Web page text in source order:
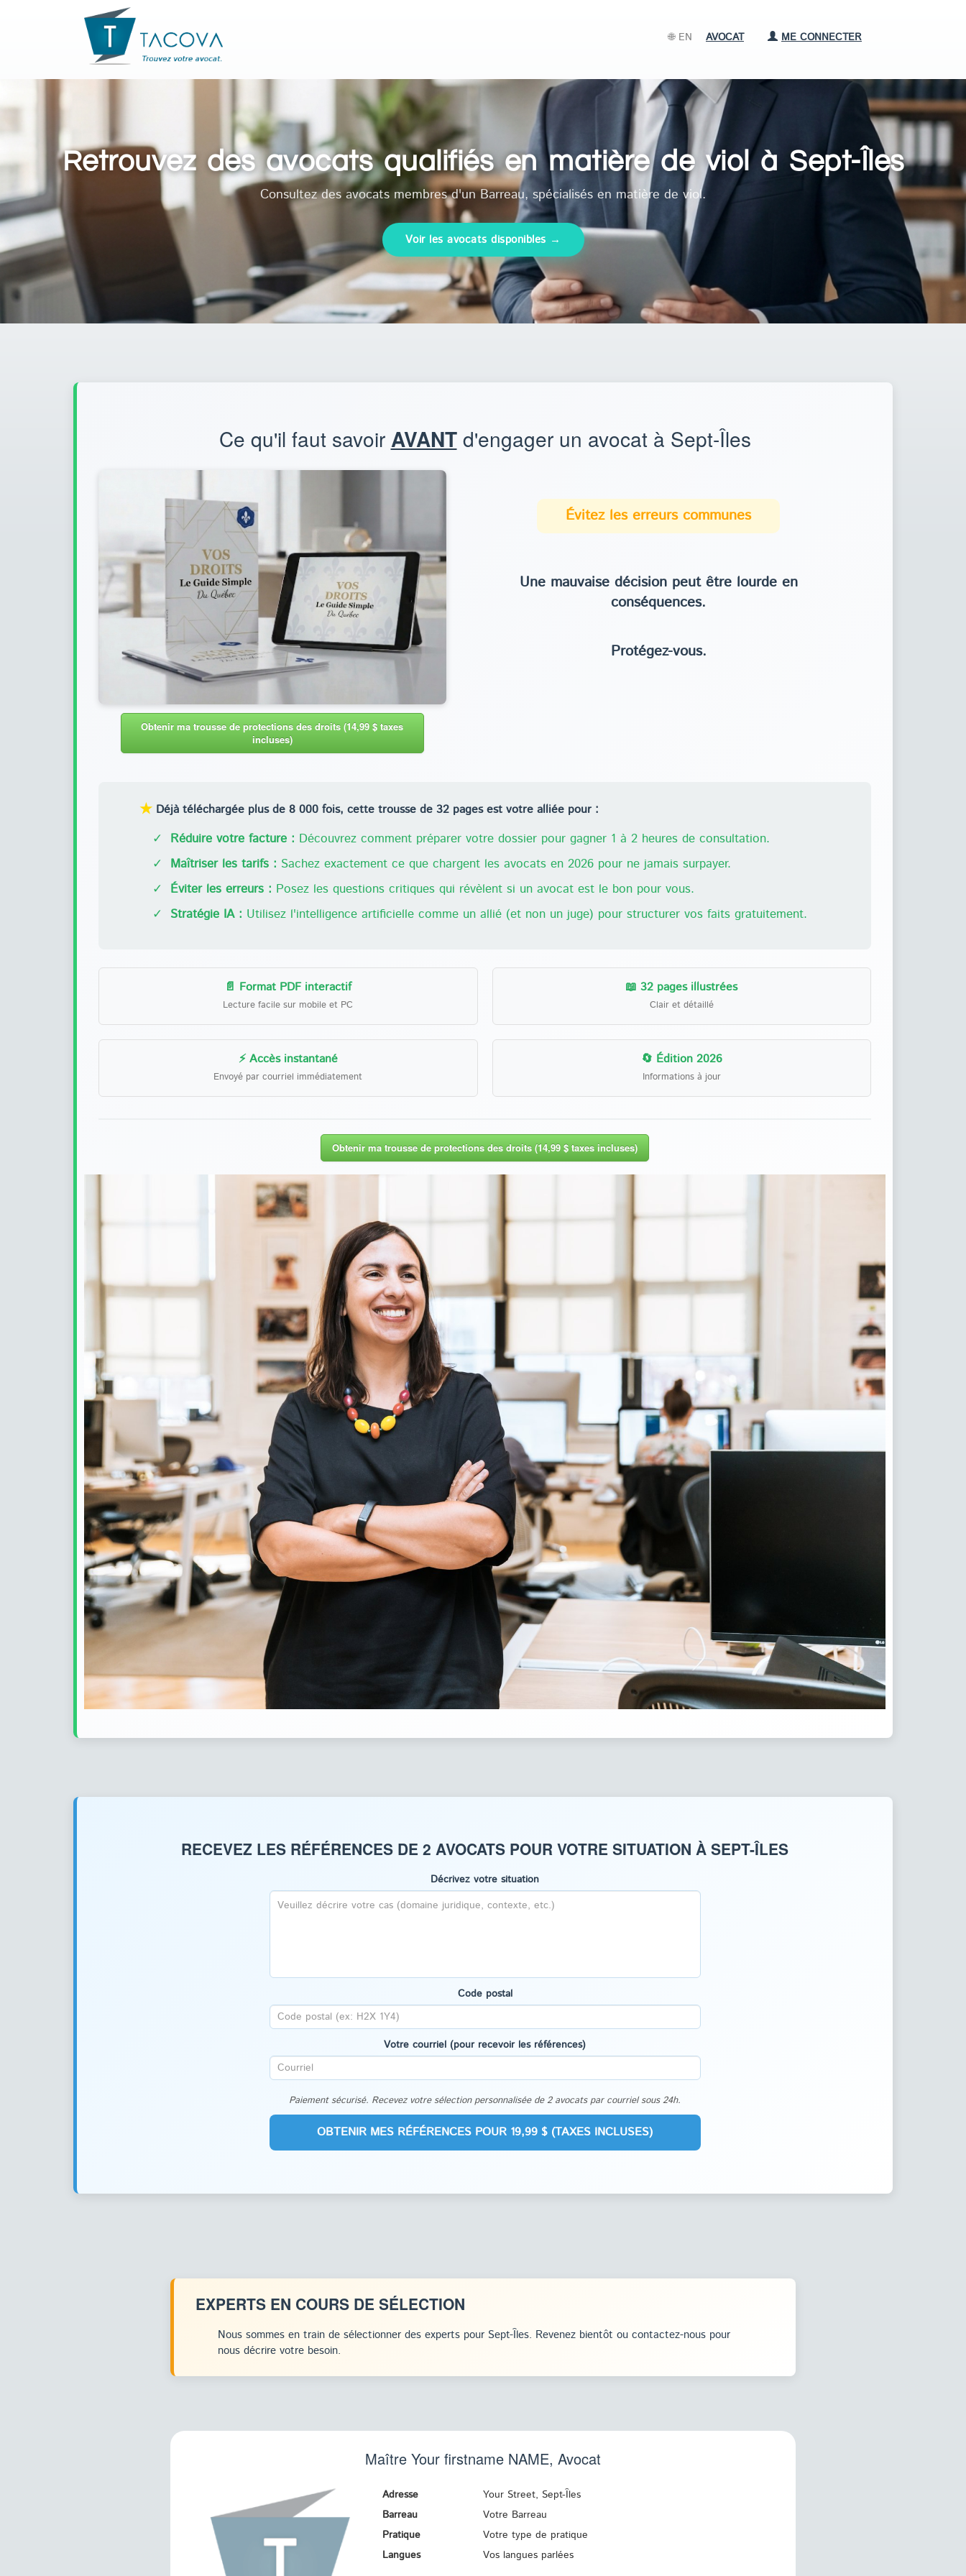
🌐 EN AVOCAT ME CONNECTER
Retrouvez des avocats qualifiés en matière de viol à Sept-Îles
Consultez des avocats membres d'un Barreau, spécialisés en matière de viol.
Voir les avocats disponibles →
Ce qu'il faut savoir AVANTd'engager un avocat à Sept-Îles
Obtenir ma trousse de protections des droits (14,99 $ taxes
incluses)
Évitez les erreurs communes
Une mauvaise décision peut être lourde en
conséquences.
Protégez-vous.
★ Déjà téléchargée plus de 8 000 fois, cette trousse de 32 pages est votre alliée pour :
✓ Réduire votre facture : Découvrez comment préparer votre dossier pour gagner 1 à 2 heures de consultation.
✓ Maîtriser les tarifs : Sachez exactement ce que chargent les avocats en 2026 pour ne jamais surpayer.
✓ Éviter les erreurs : Posez les questions critiques qui révèlent si un avocat est le bon pour vous.
✓ Stratégie IA : Utilisez l'intelligence artificielle comme un allié (et non un juge) pour structurer vos faits gratuitement.
📄 Format PDF interactif
Lecture facile sur mobile et PC
📖 32 pages illustrées
Clair et détaillé
⚡ Accès instantané
Envoyé par courriel immédiatement
🔄 Édition 2026
Informations à jour
Obtenir ma trousse de protections des droits (14,99 $ taxes incluses)
RECEVEZ LES RÉFÉRENCES DE 2 AVOCATS POUR VOTRE SITUATION À SEPT-ÎLES
Décrivez votre situation
Code postal
Votre courriel (pour recevoir les références)
Paiement sécurisé. Recevez votre sélection personnalisée de 2 avocats par courriel sous 24h.
EXPERTS EN COURS DE SÉLECTION
Nous sommes en train de sélectionner des experts pour Sept-Îles. Revenez bientôt ou contactez-nous pour
nous décrire votre besoin.
Maître Your firstname NAME, Avocat
Adresse
Your Street, Sept-Îles
Barreau
Votre Barreau
Pratique
Votre type de pratique
Langues
Vos langues parlées